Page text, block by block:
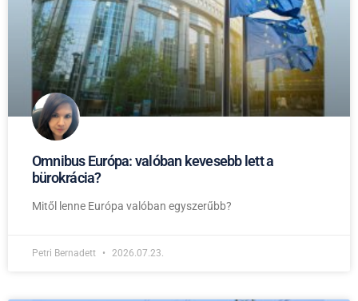
Omnibus Európa: valóban kevesebb lett a
bürokrácia?
Mitől lenne Európa valóban egyszerűbb?
Petri Bernadett 2026.07.23.